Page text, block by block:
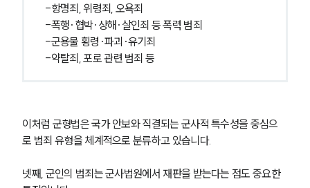
-항명죄, 위령죄, 오욕죄
-폭행·협박·상해·살인죄 등 폭력 범죄
-군용물 횡령·파괴·유기죄
-약탈죄, 포로 관련 범죄 등
이처럼 군형법은 국가 안보와 직결되는 군사적 특수성을 중심으
로 범죄 유형을 체계적으로 분류하고 있습니다.
넷째, 군인의 범죄는 군사법원에서 재판을 받는다는 점도 중요한